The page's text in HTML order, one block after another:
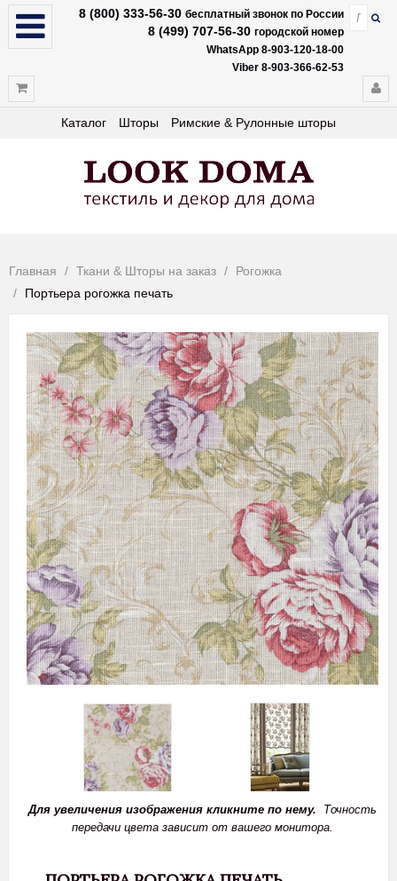
8 (800) 333-56-30 бесплатный звонок по России
8 (499) 707-56-30 городской номер
WhatsApp 8-903-120-18-00
Viber 8-903-366-62-53
Каталог Шторы Римские & Рулонные шторы
Главная Ткани & Шторы на заказ
Рогожка
Портьера рогожка печать
Для увеличения изображения кликните по нему. Точность
передачи цвета зависит от вашего монитора.